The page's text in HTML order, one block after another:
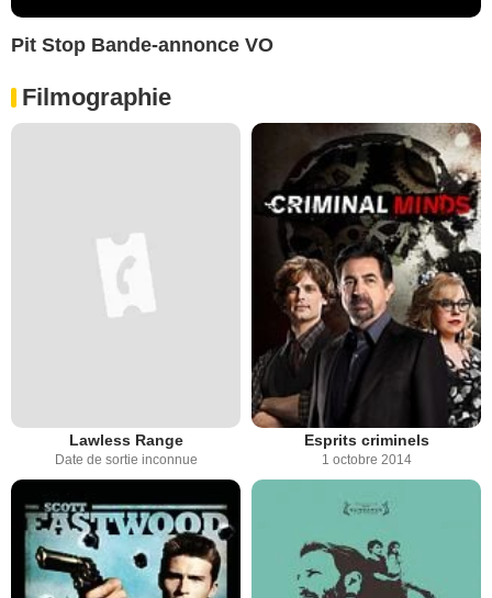
Pit Stop Bande-annonce VO
Filmographie
Lawless Range
Date de sortie inconnue
Esprits criminels
1 octobre 2014